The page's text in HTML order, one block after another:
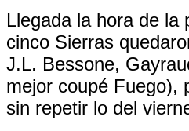
Llegada la hora de la
cinco Sierras
J.L. Bessone,
mejor coupé Fuego),
sin repetir lo del